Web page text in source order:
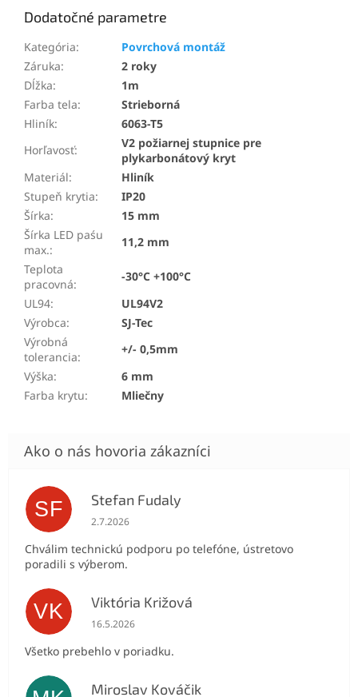
Dodatočné parametre
Kategória:
Povrchová montáž
Záruka:
2 roky
Dĺžka:
1m
Farba tela:
Strieborná
Hliník:
6063-T5
Horľavosť:
V2 požiarnej stupnice pre
plykarbonátový kryt
Materiál:
Hliník
Stupeň krytia:
IP20
Šírka:
15 mm
Šírka LED paśu
max.:
11,2 mm
Teplota
pracovná:
-30°C +100°C
UL94:
UL94V2
Výrobca:
SJ-Tec
Výrobná
tolerancia:
+/- 0,5mm
Výška:
6 mm
Farba krytu: Mliečny
SF Stefan Fudaly
Hodnotenie obchodu je 5 z 5 hviezdičiek.
2.7.2026
Chválim technickú podporu po telefóne, ústretovo
poradili s výberom.
VK Viktória Križová
Hodnotenie obchodu je 5 z 5 hviezdičiek.
16.5.2026
Všetko prebehlo v poriadku.
Miroslav Kováčik